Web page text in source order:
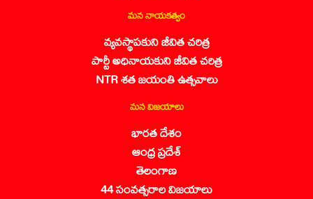
మన నాయకత్వం
వ్యవస్థాపకుని జీవిత చరిత్ర
పార్టీ అధినాయకుని జీవిత చరిత్ర
NTR శత జయంతి ఉత్సవాలు
మన విజయాలు
భారత దేశం
ఆంధ్ర ప్రదేశ్
తెలంగాణ
44 సంవత్సరాల విజయాలు